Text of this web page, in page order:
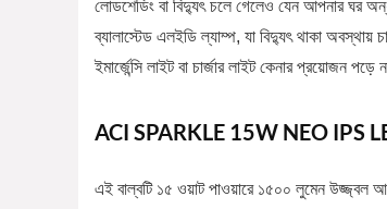
লোডশেডিং বা বিদ্যুৎ চলে গেলেও যেন আপনার ঘর
ব্যালাস্টেড এলইডি ল্যাম্প, যা বিদ্যুৎ থাকা
ইমার্জেন্সি লাইট বা চার্জার লাইট কেনার প্রয়োজন পড়ে
ACI SPARKLE 15W NEO IPS
এই বাল্বটি ১৫ ওয়াট পাওয়ারে ১৫০০ লুমেন উজ্জ্বল